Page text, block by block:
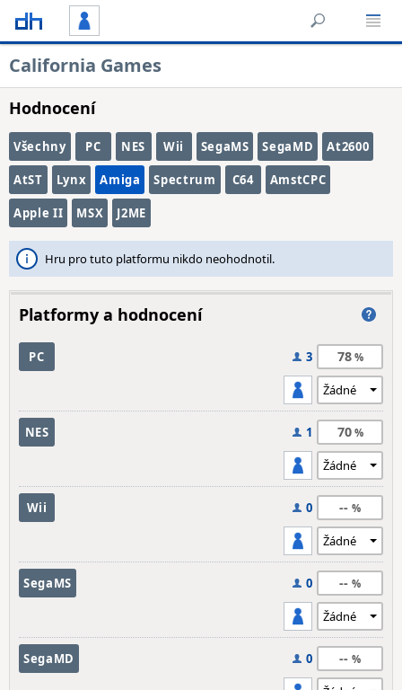
California Games
Hodnocení
Všechny PC NES Wii SegaMS SegaMD At2600
AtST Lynx Amiga Spectrum C64 AmstCPC
Apple II MSX J2ME
Hru pro tuto platformu nikdo neohodnotil.
Platformy a hodnocení
PC 3 78
NES 1 70
Wii 0 --
SegaMS 0 --
SegaMD 0 --